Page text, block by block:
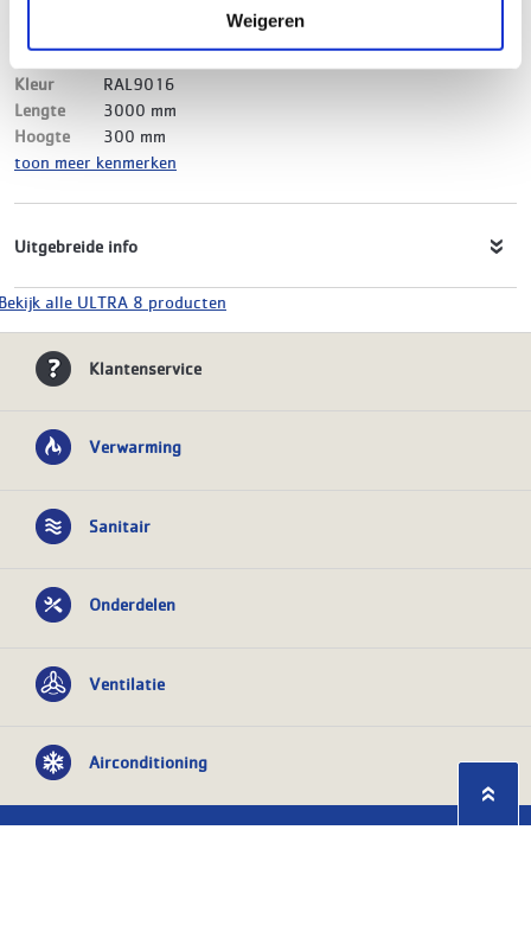
Weigeren
Materiaal
Staal
Kleur
RAL9016
Lengte
3000 mm
Hoogte
300 mm
toon meer kenmerken
Uitgebreide info
alle ULTRA 8 producten
Klantenservice
Verwarming
Sanitair
Onderdelen
Ventilatie
Airconditioning